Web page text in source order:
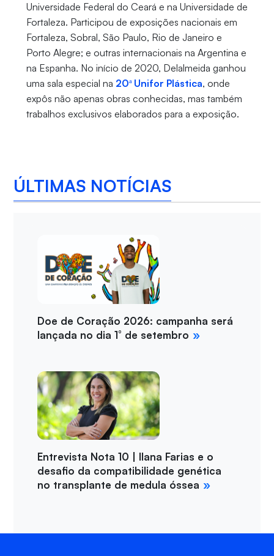
Universidade Federal do Ceará e na Universidade de
Fortaleza. Participou de exposições nacionais em
Fortaleza, Sobral, São Paulo, Rio de Janeiro e
Porto Alegre; e outras internacionais na Argentina e
na Espanha. No início de 2020, Delalmeida ganhou
uma sala especial na 20ª Unifor Plástica, onde
expôs não apenas obras conhecidas, mas também
trabalhos exclusivos elaborados para a exposição.
ÚLTIMAS NOTÍCIAS
Doe de Coração 2026: campanha será
lançada no dia 1° de setembro
Entrevista Nota 10 | Ilana Farias e o
desafio da compatibilidade genética
no transplante de medula óssea